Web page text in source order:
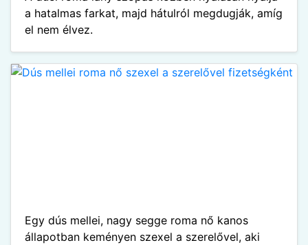
a hatalmas farkat, majd hátulról megdugják, amíg
el nem élvez.
Egy dús mellei, nagy segge roma nő kanos
állapotban keményen szexel a szerelővel, aki